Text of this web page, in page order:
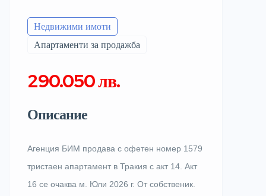
Недвижими имоти
Апартаменти за продажба
290.050 лв.
Описание
Агенция БИМ продава с офетен номер 1579
тристаен апартамент в Тракия с акт 14. Акт
16 се очаква м. Юли 2026 г. От собственик.